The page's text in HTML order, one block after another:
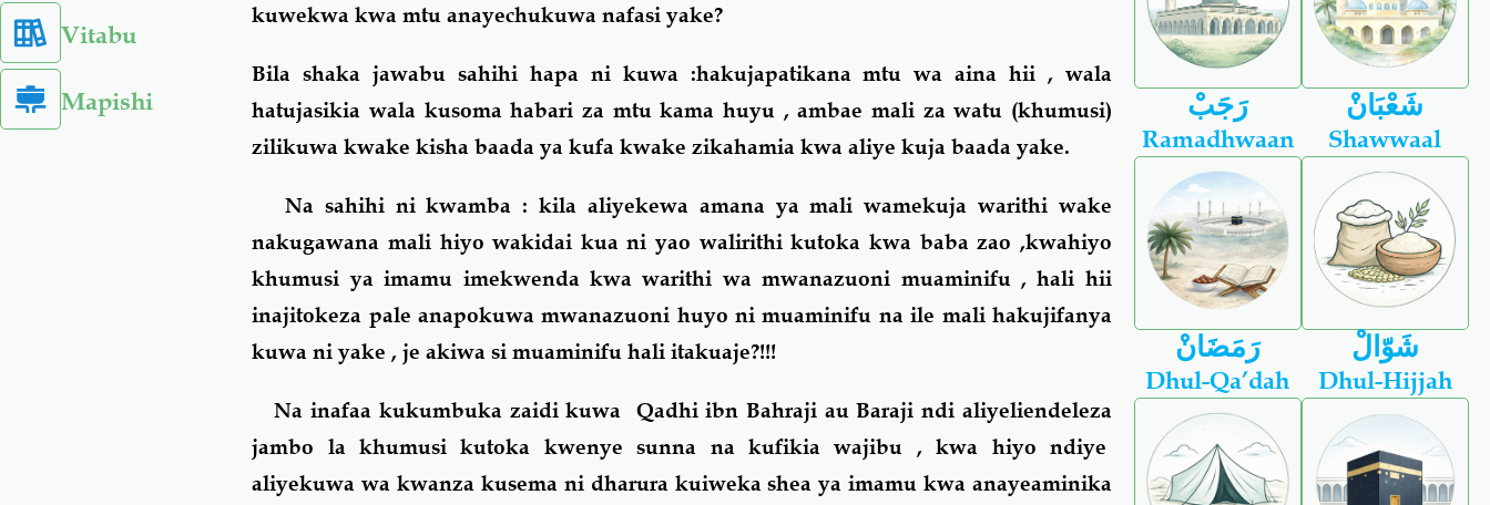
Vitabu
Mapishi
kuwekwa kwa mtu anayechukuwa nafasi yake?
Bila shaka jawabu sahihi hapa ni kuwa :hakujapatikana mtu wa aina hii , wala
hatujasikia wala kusoma habari za mtu kama huyu , ambae mali za watu (khumusi)
zilikuwa kwake kisha baada ya kufa kwake zikahamia kwa aliye kuja baada yake.
Na sahihi ni kwamba : kila aliyekewa amana ya mali wamekuja warithi wake
nakugawana mali hiyo wakidai kua ni yao walirithi kutoka kwa baba zao ,kwahiyo
khumusi ya imamu imekwenda kwa warithi wa mwanazuoni muaminifu , hali hii
inajitokeza pale anapokuwa mwanazuoni huyo ni muaminifu na ile mali hakujifanya
kuwa ni yake , je akiwa si muaminifu hali itakuaje?!!!
Na inafaa kukumbuka zaidi kuwa Qadhi ibn Bahraji au Baraji ndi aliyeliendeleza
jambo la khumusi kutoka kwenye sunna na kufikia wajibu , kwa hiyo ndiye
aliyekuwa wa kwanza kusema ni dharura kuiweka shea ya imamu kwa anayeaminika
رَجَبْ شَعْبَانْ
Ramadhwaan
رَمَضَانْ
Shawwaal
شَوّالْ
Dhul-Qa’dah Dhul-Hijjah